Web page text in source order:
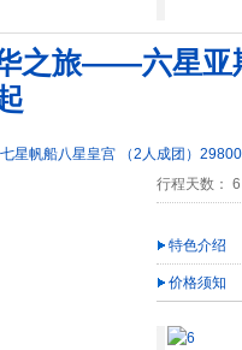
之旅——六星亚
行程天数：
特色介绍
价格须知